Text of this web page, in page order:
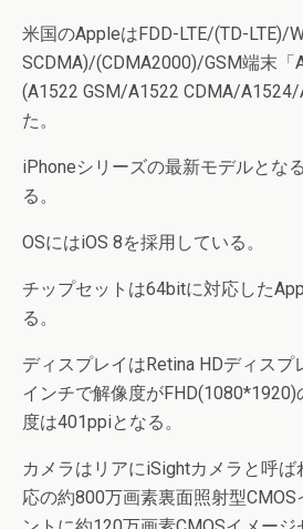
米国のAppleはFDD-LTE/(TD-LTE)/
SCDMA)/(CDMA2000)/GSM端末「
(A1522 GSM/A1522 CDMA/
た。
iPhoneシリーズの最新モデルとな
る。
OSにはiOS 8を採用している。
チップセットは64bitに対応した
る。
ディスプレイはRetina HDディスプ
インチで解像度が
度は401ppiとなる。
カメラはリアにiSightカメラと呼
応の約800万画素裏面照射型